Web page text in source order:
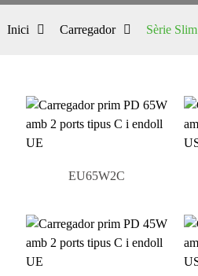
Inici Carregador Sèrie Slim
EU65W2C